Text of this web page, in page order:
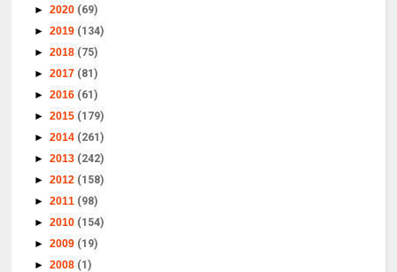
►2020 (69)
►2019 (134)
►2018 (75)
►2017 (81)
►2016 (61)
►2015 (179)
►2014 (261)
►2013 (242)
►2012 (158)
►2011 (98)
►2010 (154)
►2009 (19)
►2008 (1)